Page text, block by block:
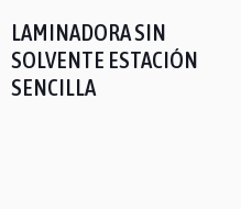
LAMINADORA SIN
SOLVENTE ESTACIÓN
SENCILLA